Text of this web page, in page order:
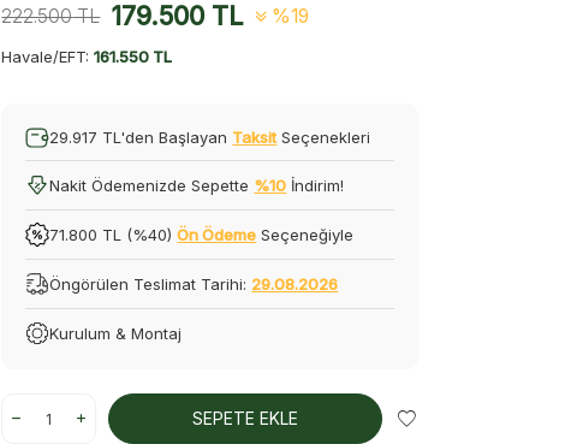
222.500TL 179.500TL %19
Havale/EFT:161.550 TL
29.917 TL'den Başlayan Taksit Seçenekleri
Nakit Ödemenizde Sepette %10 İndirim!
71.800 TL (%40)Ön Ödeme Seçeneğiyle
Öngörülen Teslimat Tarihi: 29.08.2026
Kurulum & Montaj
SEPETE EKLE